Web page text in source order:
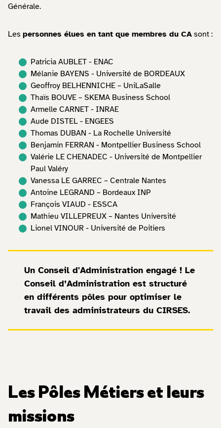
Générale.
Les personnes élues en tant que membres du CA sont :
Patricia AUBLET - ENAC
Mélanie BAYENS - Université de BORDEAUX
Geoffroy BELHENNICHE – UniLaSalle
Thaïs BOUVE – SKEMA Business School
Armelle CARNET - INRAE
Aude DISTEL - ENGEES
Thomas DUBAN - La Rochelle Université
Benjamin FERRAN - Montpellier Business School
Valérie LE CHENADEC - Université de Montpellier
Paul Valéry
Vanessa LE GARREC – Centrale Nantes
Antoine LEGRAND – Bordeaux INP
François VIAUD - ESSCA
Mathieu VILLEPREUX – Nantes Université
Lionel VINOUR - Université de Poitiers
Un Conseil d'Administration engagé ! Le
Conseil d’Administration est structuré
en différents pôles pour optimiser le
travail des administrateurs du CIRSES.
Les Pôles Métiers et leurs
missions